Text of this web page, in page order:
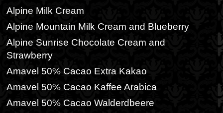
Alpine Milk Cream
Alpine Mountain Milk Cream and Blueberry
Alpine Sunrise Chocolate Cream and
Strawberry
Amavel 50% Cacao Extra Kakao
Amavel 50% Cacao Kaffee Arabica
Amavel 50% Cacao Walderdbeere